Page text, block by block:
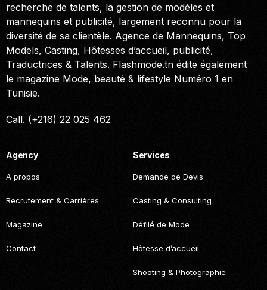
recherche de talents, la gestion de modèles et
mannequins et publicité, largement reconnu pour la
diversité de sa clientèle. Agence de Mannequins, Top
Models, Casting, Hôtesses d’accueil, publicité,
Traductrices & Talents. Flashmode.tn édite également
le magazine Mode, beauté & lifestyle Numéro 1 en
Tunisie.
Call. (+216) 22 025 462
Agency
A propos
Recrutement & Carrières
Magazine
Contact
Services
Demande de Devis
Casting & Consulting
Défilé de Mode
Hôtesse d’accueil
Shooting & Photographie